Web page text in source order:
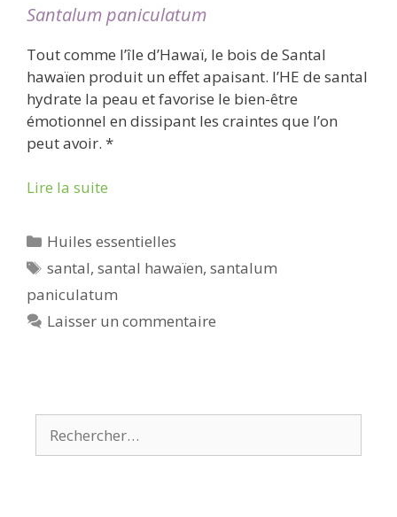
Santalum paniculatum
Tout comme l’île d’Hawaï, le bois de Santal
hawaïen produit un effet apaisant. l’HE de santal
hydrate la peau et favorise le bien-être
émotionnel en dissipant les craintes que l’on
peut avoir. *
Lire la suite
Catégories
Huiles essentielles
Étiquettes
santal,santal hawaïen,santalum
paniculatum
Laisser un commentaire